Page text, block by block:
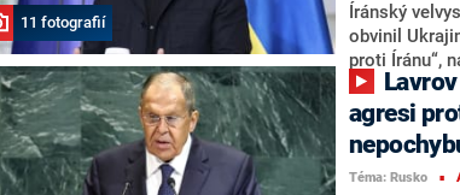
11 fotografií
Íránský
obvinil
proti Íránu“,
server NBC
tajemníkovi
na Blízký
obvinění
agresi
Téma: Rusko ■